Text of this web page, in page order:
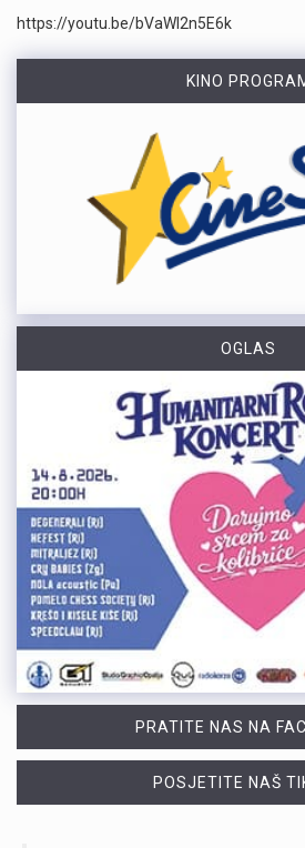
https://youtu.be/bVaWI2n5E6k
KINO
OGLAS
PRATITE NAS NA
POSJETITE NAŠ